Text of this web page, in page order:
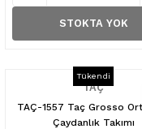
STOKTA YOK
Tükendi
TAÇ
TAÇ-1557 Taç Grosso
Çaydanlık Takımı